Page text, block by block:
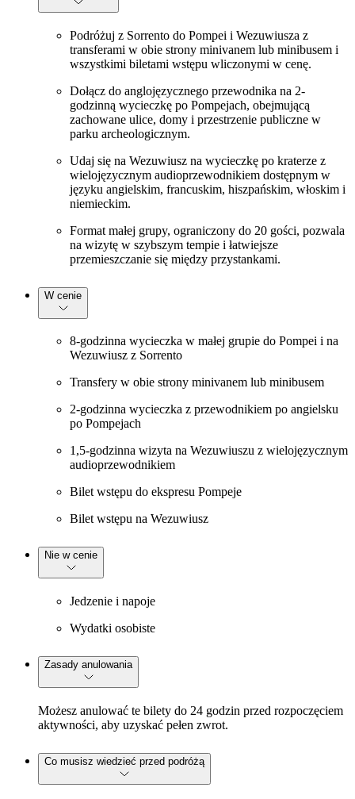
Podróżuj z Sorrento do Pompei i Wezuwiusza z
transferami w obie strony minivanem lub minibusem i
wszystkimi biletami wstępu wliczonymi w cenę.
Dołącz do anglojęzycznego przewodnika na 2-
godzinną wycieczkę po Pompejach, obejmującą
zachowane ulice, domy i przestrzenie publiczne w
parku archeologicznym.
Udaj się na Wezuwiusz na wycieczkę po kraterze z
wielojęzycznym audioprzewodnikiem dostępnym w
języku angielskim, francuskim, hiszpańskim, włoskim i
niemieckim.
Format małej grupy, ograniczony do 20 gości, pozwala
na wizytę w szybszym tempie i łatwiejsze
przemieszczanie się między przystankami.
W cenie
8-godzinna wycieczka w małej grupie do Pompei i na
Wezuwiusz z Sorrento
Transfery w obie strony minivanem lub minibusem
2-godzinna wycieczka z przewodnikiem po angielsku
po Pompejach
1,5-godzinna wizyta na Wezuwiuszu z wielojęzycznym
audioprzewodnikiem
Bilet wstępu do ekspresu Pompeje
Bilet wstępu na Wezuwiusz
Nie w cenie
Jedzenie i napoje
Wydatki osobiste
Zasady anulowania
Możesz anulować te bilety do 24 godzin przed rozpoczęciem
aktywności, aby uzyskać pełen zwrot.
Co musisz wiedzieć przed podróżą